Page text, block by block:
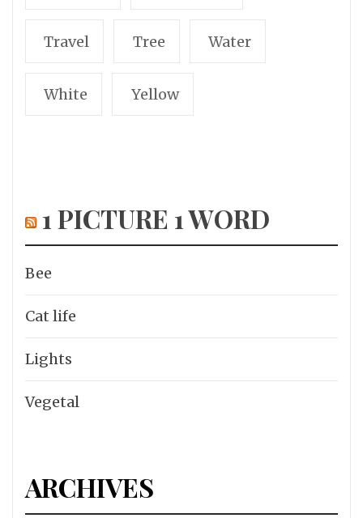
Travel Tree Water
White Yellow
1 PICTURE 1 WORD
Bee
Cat life
Lights
Vegetal
ARCHIVES